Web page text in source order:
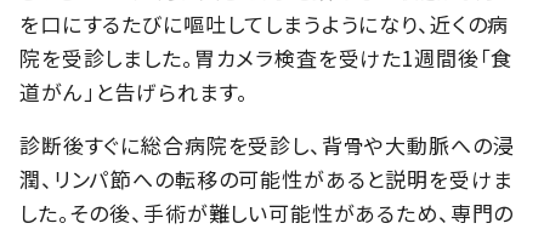
を口にするたびに嘔吐してしまうようになり、近くの病
院を受診しました。胃カメラ検査を受けた1週間後「食
道がん」と告げられます。
診断後すぐに総合病院を受診し、背骨や大動脈への浸
潤、リンパ節への転移の可能性があると説明を受けま
した。その後、手術が難しい可能性があるため、専門の